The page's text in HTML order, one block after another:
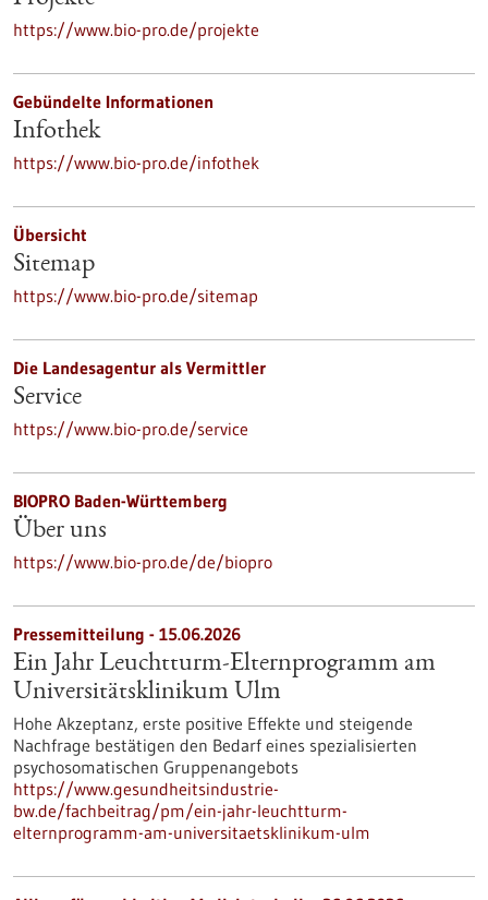
https://www.bio-pro.de/projekte
Gebündelte Informationen
Infothek
https://www.bio-pro.de/infothek
Übersicht
Sitemap
https://www.bio-pro.de/sitemap
Die Landesagentur als Vermittler
Service
https://www.bio-pro.de/service
BIOPRO Baden-Württemberg
Über uns
https://www.bio-pro.de/de/biopro
Pressemitteilung - 15.06.2026
Ein Jahr Leuchtturm-​Elternprogramm am
Universitätsklinikum Ulm
Hohe Akzeptanz, erste positive Effekte und steigende
Nachfrage bestätigen den Bedarf eines spezialisierten
psychosomatischen Gruppenangebots
https://www.gesundheitsindustrie-
bw.de/fachbeitrag/pm/ein-jahr-leuchtturm-
elternprogramm-am-universitaetsklinikum-ulm